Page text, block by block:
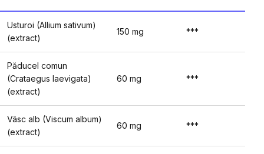
Usturoi (Allium sativum)
(extract)
150 mg ***
Păducel comun
(Crataegus laevigata)
(extract)
60 mg ***
Vâsc alb (Viscum album)
(extract)
60 mg ***